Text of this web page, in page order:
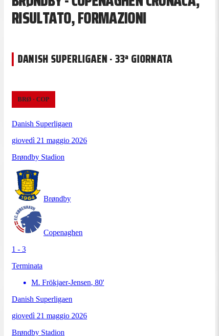
RISULTATO, FORMAZIONI
DANISH SUPERLIGAEN · 33ª GIORNATA
BRØ · COP
Danish Superligaen
giovedì 21 maggio 2026
Brøndby Stadion
Brøndby
Copenaghen
1 - 3
Terminata
M. Frökjaer-Jensen, 80'
Danish Superligaen
giovedì 21 maggio 2026
Brøndby Stadion